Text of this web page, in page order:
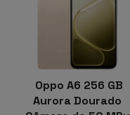
Oppo A6 256 GB
Aurora Dourado